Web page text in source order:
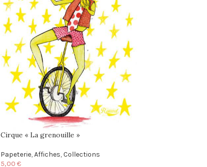
Cirque « La grenouille »
Papeterie, Affiches, Collections
5,00€